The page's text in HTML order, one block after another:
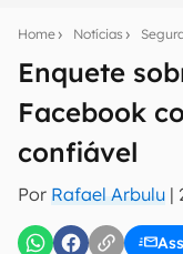
Home Notícias
Enquete
Facebook
confiável
Por Rafael Arbulu |
notícias e
E-mail